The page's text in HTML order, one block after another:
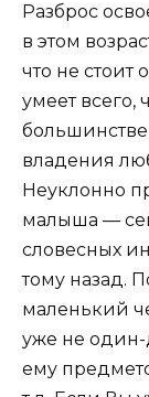
Разброс
в этом
что не стоит
умеет
большинстве
владения
Неуклонно
малыша —
словесных
тому назад.
маленький
уже не один-
ему